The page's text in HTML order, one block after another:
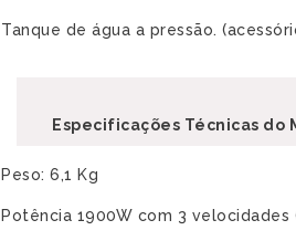
Tanque de água a pressão.
Especificações Técnicas do
Peso: 6,1 Kg
Potência 1900W com 3 velocidades